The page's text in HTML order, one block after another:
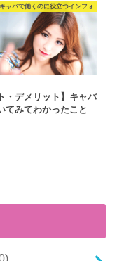
キャバで働くのに役立つインフォ
・デメリット】キャバ
てみてわかったこと